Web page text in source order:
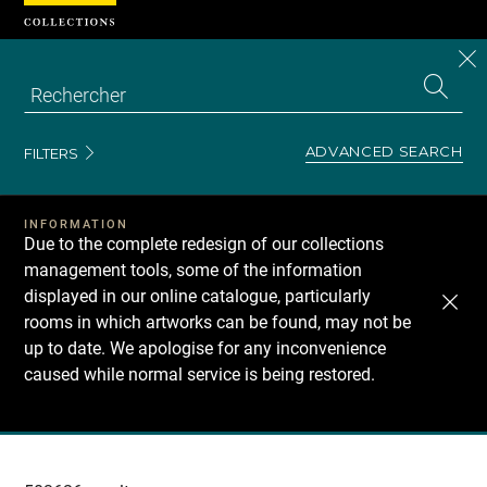
FILTERS ADVANCED SEARCH
INFORMATION
Due to the complete redesign of our collections
management tools, some of the information
displayed in our online catalogue, particularly
rooms in which artworks can be found, may not be
up to date. We apologise for any inconvenience
caused while normal service is being restored.
Recherche
Cookies management panel